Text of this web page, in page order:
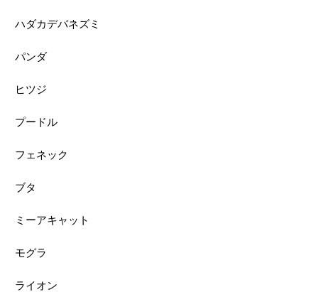
ハダカデバネズミ
パンダ
ヒツジ
プードル
フェネック
ブタ
ミーアキャット
モグラ
ライオン